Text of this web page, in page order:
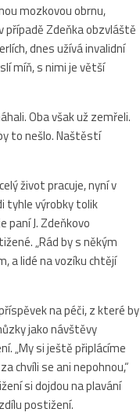
mozkovou obrnu,
případě Zdeňka obzvláště
dnes užívá invalidní
míň, s nimi je větší
Oba však už zemřeli.
to nešlo. Naštěstí
život pracuje, nyní v
tyhle výrobky tolik
paní J. Zdeňkovo
„Rád by s někým
a lidé na vozíku chtějí
na péči, z které by
jako návštěvy
„My si ještě připlácíme
chvíli se ani nepohnou,“
si dojdou na plavání
postižení.